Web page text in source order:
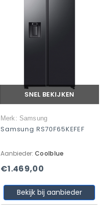
SNEL BEKIJKEN
Merk: Samsung
Samsung RS70F65KEFEF
Aanbieder: Coolblue
€1.469,00
Bekijk bij aanbieder